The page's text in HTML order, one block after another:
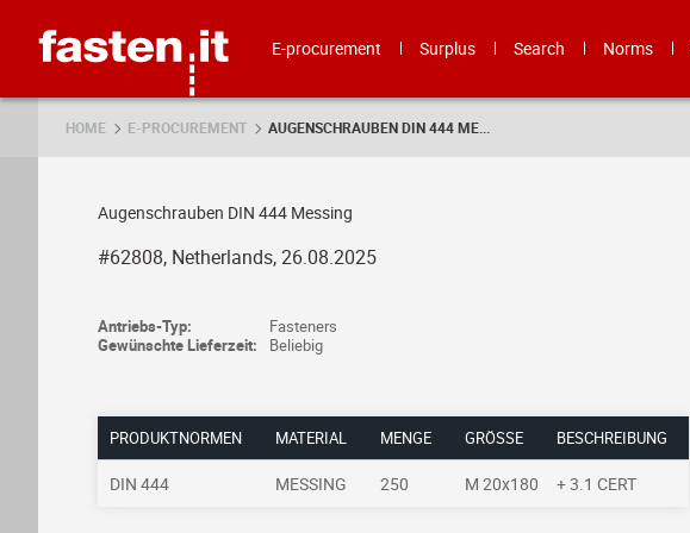
E-procurement Surplus Search Norms
HOME E-PROCUREMENT AUGENSCHRAUBEN DIN 444 ME...
Augenschrauben DIN 444 Messing
#62808, Netherlands, 26.08.2025
Antriebs-Typ:
Fasteners
Gewünschte Lieferzeit:
Beliebig
PRODUKTNORMEN MATERIAL MENGE GRÖSSE BESCHREIBUNG
DIN 444 MESSING 250 M 20x180 + 3.1 CERT